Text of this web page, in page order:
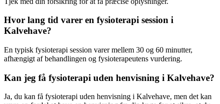
Hvor lang tid varer en fysioterapi session i
Kalvehave?
En typisk fysioterapi session varer mellem 30 og 60 minutter,
afhængigt af behandlingen og fysioterapeutens vurdering.
Kan jeg få fysioterapi uden henvisning i Kalvehave?
Ja, du kan få fysioterapi uden henvisning i Kalvehave, men det kan